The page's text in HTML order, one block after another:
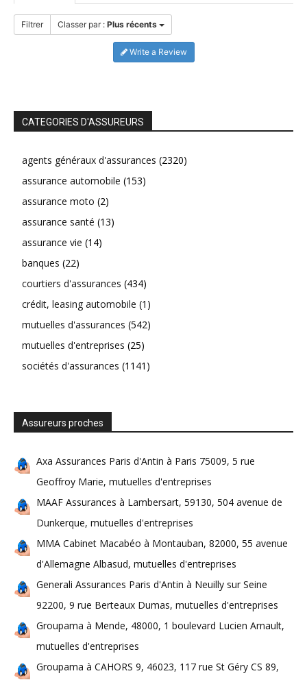
Filtrer Classer par : Plus récents
Write a Review
CATEGORIES D'ASSUREURS
agents généraux d'assurances (2320)
assurance automobile (153)
assurance moto (2)
assurance santé (13)
assurance vie (14)
banques (22)
courtiers d'assurances (434)
crédit, leasing automobile (1)
mutuelles d'assurances (542)
mutuelles d'entreprises (25)
sociétés d'assurances (1141)
Assureurs proches
Axa Assurances Paris d'Antin à Paris 75009, 5 rue
Geoffroy Marie, mutuelles d'entreprises
MAAF Assurances à Lambersart, 59130, 504 avenue de
Dunkerque, mutuelles d'entreprises
MMA Cabinet Macabéo à Montauban, 82000, 55 avenue
d'Allemagne Albasud, mutuelles d'entreprises
Generali Assurances Paris d'Antin à Neuilly sur Seine
92200, 9 rue Berteaux Dumas, mutuelles d'entreprises
Groupama à Mende, 48000, 1 boulevard Lucien Arnault,
mutuelles d'entreprises
Groupama à CAHORS 9, 46023, 117 rue St Géry CS 89,